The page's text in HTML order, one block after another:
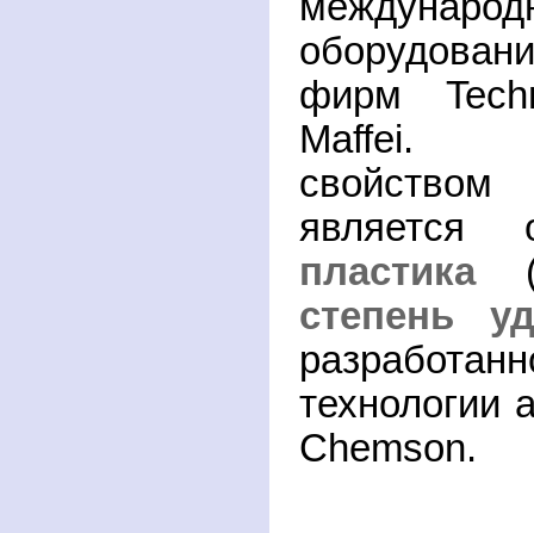
фирм
Maffei.
пластика
степень
технологии
Chemson.